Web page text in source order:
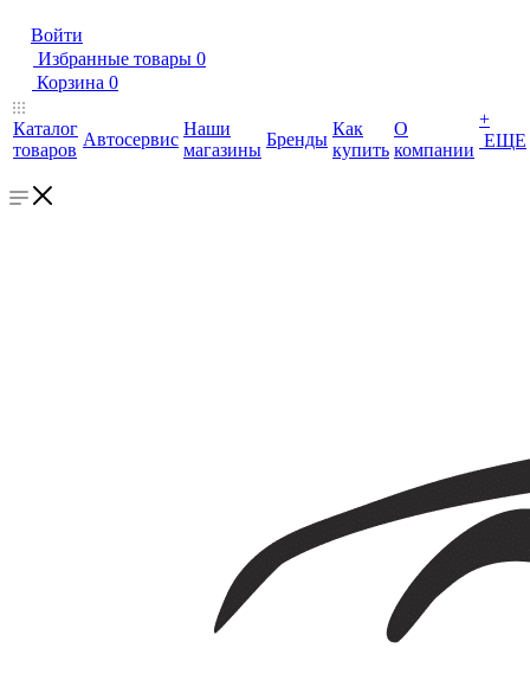
Войти
Избранные товары 0
Корзина 0
Каталог
товаров
Автосервис
Наши
магазины
Бренды
Как
купить
О
компании
+
ЕЩЕ